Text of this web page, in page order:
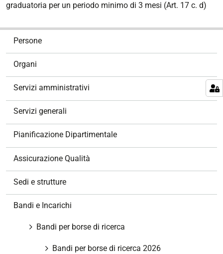
graduatoria per un periodo minimo di 3 mesi (Art. 17 c. d)
Persone
Organi
Servizi amministrativi
Servizi generali
Pianificazione Dipartimentale
Assicurazione Qualità
Sedi e strutture
Bandi e Incarichi
Bandi per borse di ricerca
Bandi per borse di ricerca 2026